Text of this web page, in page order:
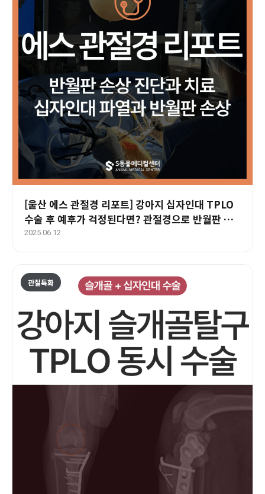
[울산 에스 관절경 리포트] 강아지 십자인대 TPLO
수술 후 예후가 걱정된다면? 관절경으로 반월판 손
상까지 확인하세요
2025.06.12
관절특화